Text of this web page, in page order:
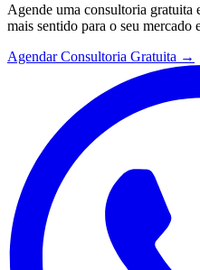
Agende uma consultoria gratuita
mais sentido para o seu mercado
Agendar Consultoria Gratuita →